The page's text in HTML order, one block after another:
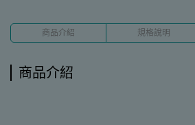
商品介紹 規格說明
商品介紹